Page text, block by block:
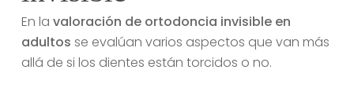
En la valoración de ortodoncia invisible en
adultos se evalúan varios aspectos que van más
allá de si los dientes están torcidos o no.